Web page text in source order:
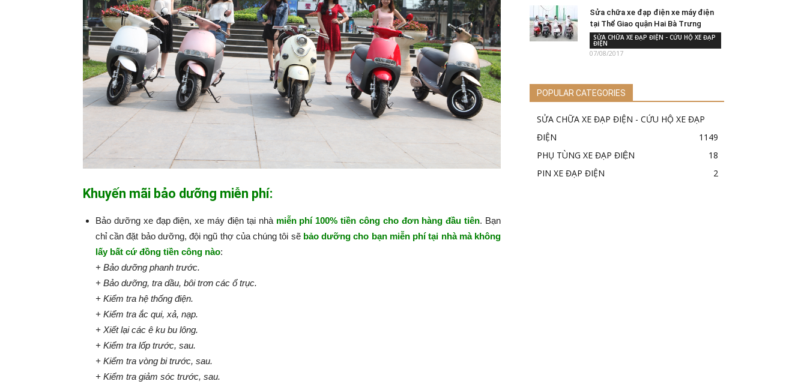
Khuyến mãi bảo dưỡng miễn phí:
Bảo dưỡng xe đạp điện, xe máy điện tại nhà miễn phí 100% tiền công cho đơn hàng đầu tiên. Bạn
chỉ cần đặt bảo dưỡng, đội ngũ thợ của chúng tôi sẽ bảo dưỡng cho bạn miễn phí tại nhà mà không
lấy bất cứ đồng tiền công nào:​​​​​
+ Bảo dưỡng phanh trước.
+ Bảo dưỡng, tra dầu, bôi trơn các ổ trục.
+ Kiểm tra hệ thống điện.
+ Kiểm tra ắc qui, xả, nạp.
+ Xiết lại các ê ku bu lông.
+ Kiểm tra lốp trước, sau.
+ Kiểm tra vòng bi trước, sau.
+ Kiểm tra giảm sóc trước, sau.
Sửa chữa xe đạp điện xe máy điện
tại Thể Giao quận Hai Bà Trưng
SỬA CHỮA XE ĐẠP ĐIỆN - CỨU HỘ XE ĐẠP
ĐIỆN
07/08/2017
POPULAR CATEGORIES
SỬA CHỮA XE ĐẠP ĐIỆN - CỨU HỘ XE ĐẠP
ĐIỆN
1149
PHỤ TÙNG XE ĐẠP ĐIỆN
18
PIN XE ĐẠP ĐIỆN
2